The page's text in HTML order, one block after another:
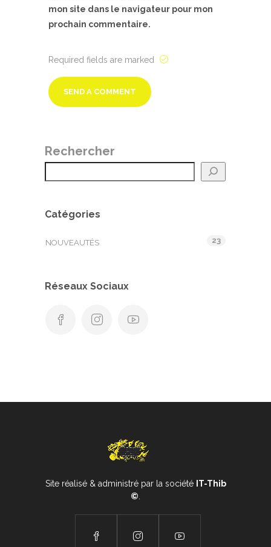
mon site dans le navigateur pour mon
prochain commentaire.
Required fields are marked
Rechercher
Catégories
NOUVEAUTÉS 23
Réseaux Sociaux
Site réalisé & administré par la société IT-Thib
©